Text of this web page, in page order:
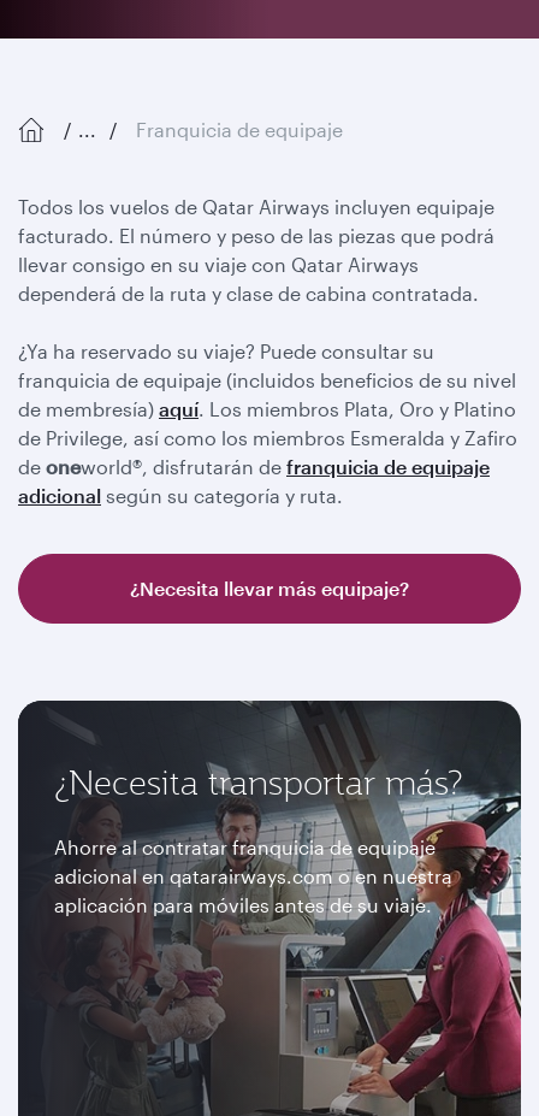
... Franquicia de equipaje
Todos los vuelos de Qatar Airways incluyen equipaje
facturado. El número y peso de las piezas que podrá
llevar consigo en su viaje con Qatar Airways
dependerá de la ruta y clase de cabina contratada.
¿Ya ha reservado su viaje? Puede consultar su
franquicia de equipaje (incluidos beneficios de su nivel
de membresía) aquí. Los miembros Plata, Oro y Platino
de Privilege, así como los miembros Esmeralda y Zafiro
de oneworld®, disfrutarán de franquicia de equipaje
adicional según su categoría y ruta.
¿Necesita llevar más equipaje?
¿Necesita transportar más?
Ahorre al contratar franquicia de equipaje
adicional en qatarairways.com o en nuestra
aplicación para móviles antes de su viaje.